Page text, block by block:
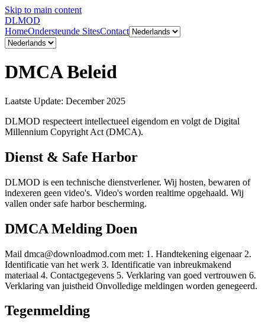
Skip to main content
DLMOD
HomeOndersteunde SitesContact
DMCA Beleid
Laatste Update: December 2025
DLMOD respecteert intellectueel eigendom en volgt de Digital
Millennium Copyright Act (DMCA).
Dienst & Safe Harbor
DLMOD is een technische dienstverlener. Wij hosten, bewaren of
indexeren geen video's. Video's worden realtime opgehaald. Wij
vallen onder safe harbor bescherming.
DMCA Melding Doen
Mail dmca@downloadmod.com met: 1. Handtekening eigenaar 2.
Identificatie van het werk 3. Identificatie van inbreukmakend
materiaal 4. Contactgegevens 5. Verklaring van goed vertrouwen 6.
Verklaring van juistheid Onvolledige meldingen worden genegeerd.
Tegenmelding